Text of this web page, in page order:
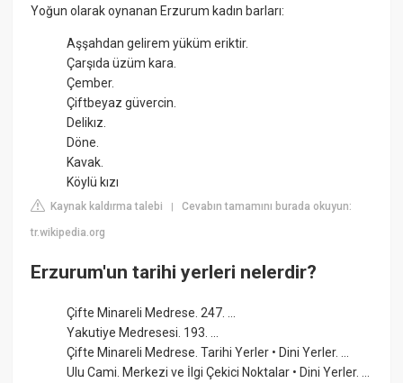
Yoğun olarak oynanan Erzurum kadın barları:
Aşşahdan gelirem yüküm eriktir.
Çarşıda üzüm kara.
Çember.
Çiftbeyaz güvercin.
Delikız.
Döne.
Kavak.
Köylü kızı
Kaynak kaldırma talebi |Cevabın tamamını burada okuyun:
tr.wikipedia.org
Erzurum'un tarihi yerleri nelerdir?
Çifte Minareli Medrese. 247. ...
Yakutiye Medresesi. 193. ...
Çifte Minareli Medrese. Tarihi Yerler • Dini Yerler. ...
Ulu Cami. Merkezi ve İlgi Çekici Noktalar • Dini Yerler. ...